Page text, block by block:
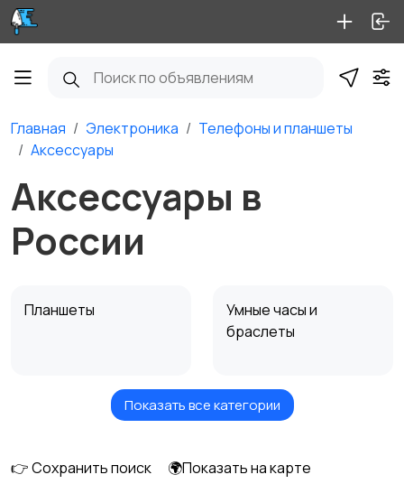
Главная Электроника
Телефоны и планшеты
Аксессуары
Аксессуары в
России
Планшеты
Умные часы и
браслеты
Стационарные
Мобильные
Показать все категории
👉 Сохранить поиск
🌍Показать на карте